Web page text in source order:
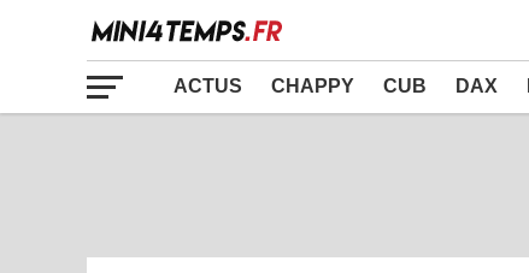
ACTUS CHAPPY CUB DAX